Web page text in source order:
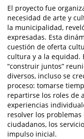
El proyecto fue
necesidad de arte y
la municipalidad,
expresadas. Esta
cuestión de oferta
cultura y a la equidad.
“construir juntos”
diversos, incluso se
proceso: tomarse
repartirse los roles de
experiencias
resolver los
ciudadanos, los
impulso inicial.